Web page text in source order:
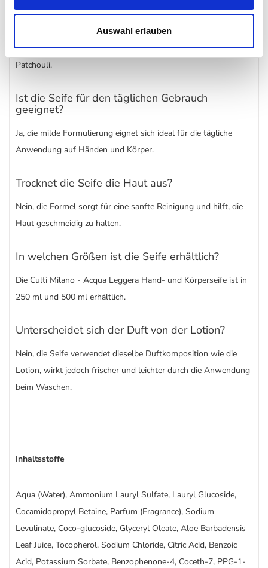
Auswahl erlauben
Wie riecht die Acqua Leggera Seife genau?
Die Seife kombiniert frische Noten von Bergamotte und Zitrone
mit aromatischem Salbei und einer warmen Basis aus
Patchouli.
Ist die Seife für den täglichen Gebrauch
geeignet?
Ja, die milde Formulierung eignet sich ideal für die tägliche
Anwendung auf Händen und Körper.
Trocknet die Seife die Haut aus?
Nein, die Formel sorgt für eine sanfte Reinigung und hilft, die
Haut geschmeidig zu halten.
In welchen Größen ist die Seife erhältlich?
Die Culti Milano - Acqua Leggera Hand- und Körperseife ist in
250 ml und 500 ml erhältlich.
Unterscheidet sich der Duft von der Lotion?
Nein, die Seife verwendet dieselbe Duftkomposition wie die
Lotion, wirkt jedoch frischer und leichter durch die Anwendung
beim Waschen.
Inhaltsstoffe
Aqua (Water), Ammonium Lauryl Sulfate, Lauryl Glucoside,
Cocamidopropyl Betaine, Parfum (Fragrance), Sodium
Levulinate, Coco-glucoside, Glyceryl Oleate, Aloe Barbadensis
Leaf Juice, Tocopherol, Sodium Chloride, Citric Acid, Benzoic
Acid, Potassium Sorbate, Benzophenone-4, Coceth-7, PPG-1-